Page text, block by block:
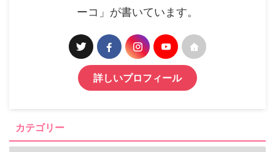
ーコ」が書いています。
詳しいプロフィール
カテゴリー